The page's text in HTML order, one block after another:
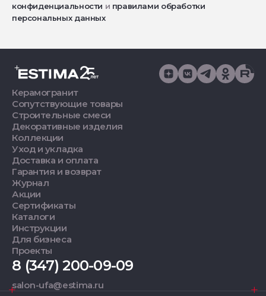
конфиденциальности и правилами обработки
персональных данных
Керамогранит
Сопутствующие товары
Строительные смеси
Декоративные изделия
Коллекции
Уход и укладка
Доставка и оплата
Гарантия и возврат
Журнал
Акции
Сертификаты
Каталоги
Инструкции
Для бизнеса
Проекты
8 (347) 200-09-09
salon-ufa@estima.ru